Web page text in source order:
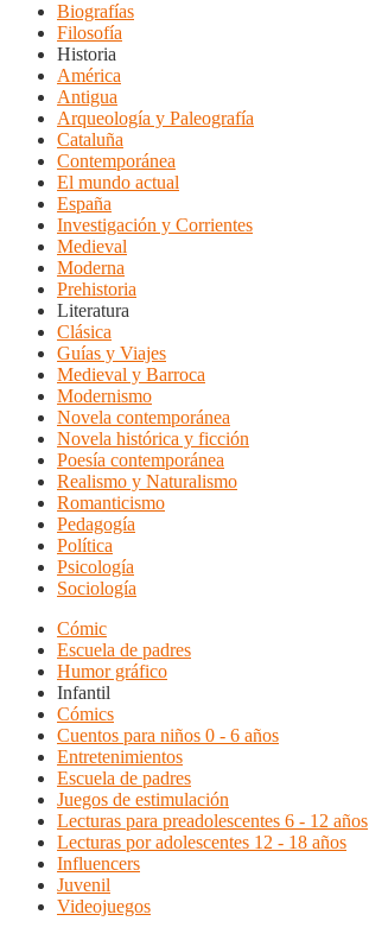
Biografías
Filosofía
Historia
América
Antigua
Arqueología y Paleografía
Cataluña
Contemporánea
El mundo actual
España
Investigación y Corrientes
Medieval
Moderna
Prehistoria
Literatura
Clásica
Guías y Viajes
Medieval y Barroca
Modernismo
Novela contemporánea
Novela histórica y ficción
Poesía contemporánea
Realismo y Naturalismo
Romanticismo
Pedagogía
Política
Psicología
Sociología
Cómic
Escuela de padres
Humor gráfico
Infantil
Cómics
Cuentos para niños 0 - 6 años
Entretenimientos
Escuela de padres
Juegos de estimulación
Lecturas para preadolescentes 6 - 12 años
Lecturas por adolescentes 12 - 18 años
Influencers
Juvenil
Videojuegos